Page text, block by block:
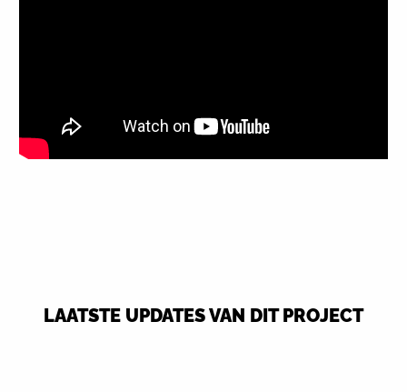
LAATSTE UPDATES VAN DIT PROJECT